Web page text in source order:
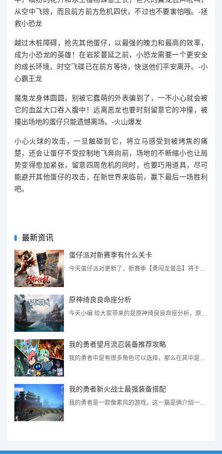
从空中飞掠，而且前方前方危机四伏，不过也不要害怕哦。-拯
救小恐龙
越过木桩障碍，抢先其他蛋仔，以最强的魄力和最高的效率，
成为小恐龙的英雄！在岩浆蔓延之前，小恐龙需要一个更安全
的成长环境，时空飞碟已在前方等待，快送他们平安离开。-小
心霸王龙
魔鬼龙身体圆圆，别被它蠢萌的外表骗到了，一不小心就会被
它的血盆大口吞入腹中！远离恶龙也要时刻留意它的冲撞，被
撞出场地的蛋仔只能遗憾离场。-火山爆发
小心火球的攻击，一旦触碰到它，将立马感受到被烤焦的痛
楚，还会让蛋仔不受控制地飞奔向前，场地的不断缩小也让局
势变得愈加紧张，留意四周危机的同时，也要巧用道具，尽可
能避开其他蛋仔的攻击，在新世界来临前，赢下最后一场胜利
吧。
最新资讯
蛋仔派对新赛季有什么关卡
原神绮良良命座分析
我的勇者望月流忍装备推荐攻略
我的勇者新火战士最强装备搭配